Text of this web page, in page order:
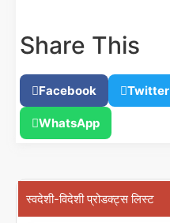
Share This
Facebook Twitter
WhatsApp
स्वदेशी-विदेशी प्रोडक्ट्स लिस्ट